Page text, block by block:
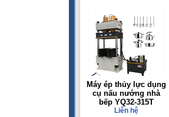
Máy ép thủy lực dụng
cụ nấu nướng nhà
bếp YQ32-315T
Liên hệ